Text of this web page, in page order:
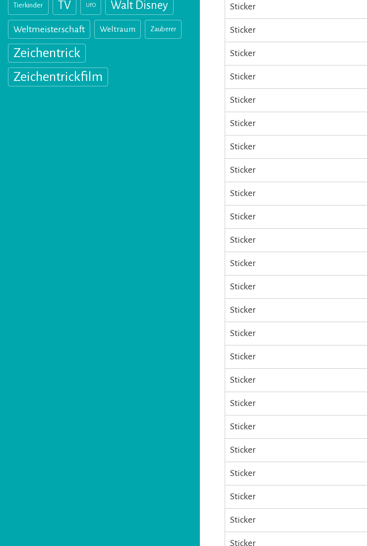
Tierkinder TV UFO Walt Disney
Weltmeisterschaft Weltraum Zauberer
Zeichentrick
Zeichentrickfilm
Sticker
Sticker
Sticker
Sticker
Sticker
Sticker
Sticker
Sticker
Sticker
Sticker
Sticker
Sticker
Sticker
Sticker
Sticker
Sticker
Sticker
Sticker
Sticker
Sticker
Sticker
Sticker
Sticker
Sticker